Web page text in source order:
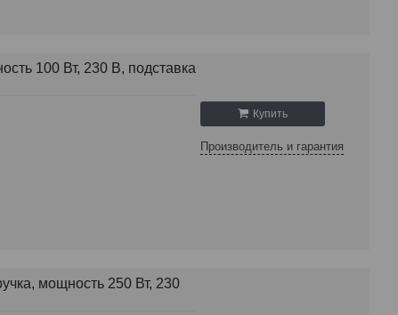
Купить
Производитель и гарантия
100 Вт, 230 В, подставка
мощность 250 Вт, 230